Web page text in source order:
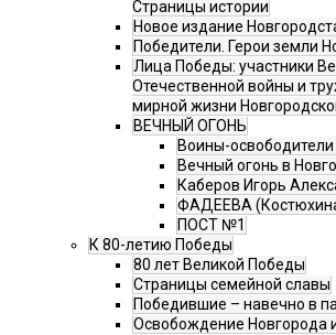
Страницы истории
Новое издание
Победители. Герои земли
Лица Победы: участники
Отечественной войны и
мирной жизни
ВЕЧНЫЙ ОГОНЬ
Воины-
Вечный огонь в
Каберов Игорь
ФАДЕЕВА
ПОСТ №1
К 80-летию Победы
80 лет Великой Победы
Страницы семейной славы
Победившие – навечно в
Освобождение Новгорода